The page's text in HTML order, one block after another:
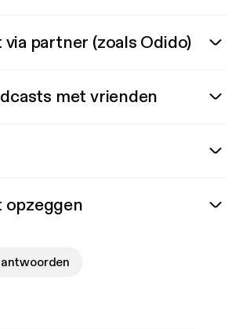
partner (zoals Odido)
met vrienden